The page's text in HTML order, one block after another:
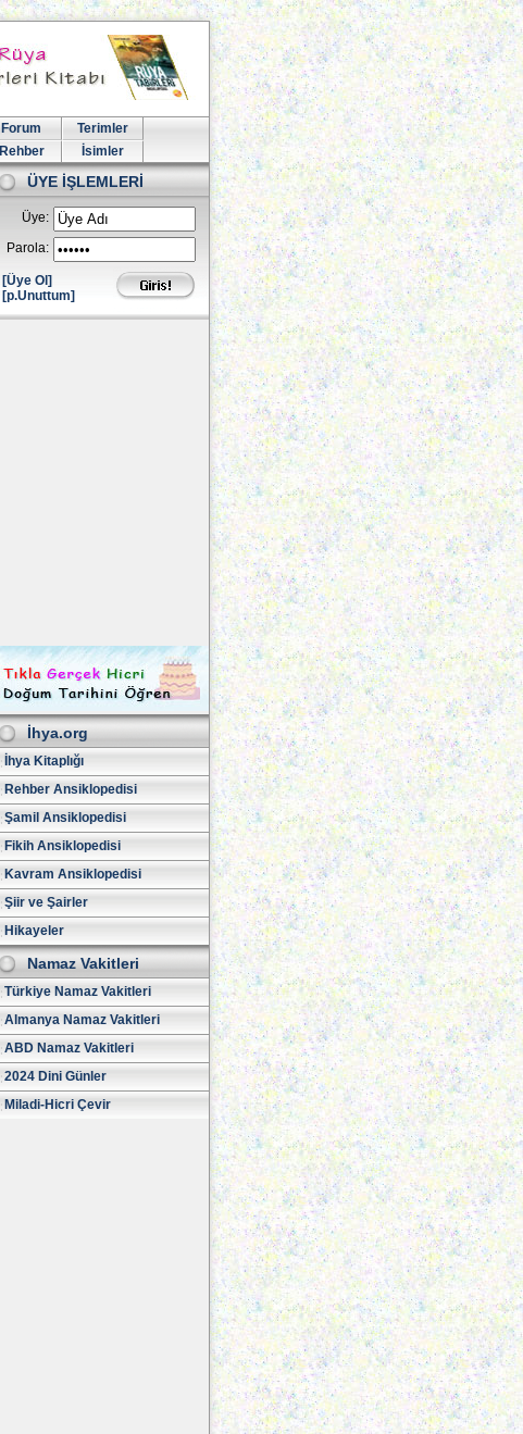
Forum
Terimler
Rehber İsimler
ÜYE İŞLEMLERİ
Üye:
Parola:
[Üye Ol]
[p.Unuttum]
İhya.org
İhya Kitaplığı
Rehber Ansiklopedisi
Şamil Ansiklopedisi
Fikih Ansiklopedisi
Kavram Ansiklopedisi
Şiir ve Şairler
Hikayeler
Namaz Vakitleri
Türkiye Namaz Vakitleri
Almanya Namaz Vakitleri
ABD Namaz Vakitleri
2024 Dini Günler
Miladi-Hicri Çevir